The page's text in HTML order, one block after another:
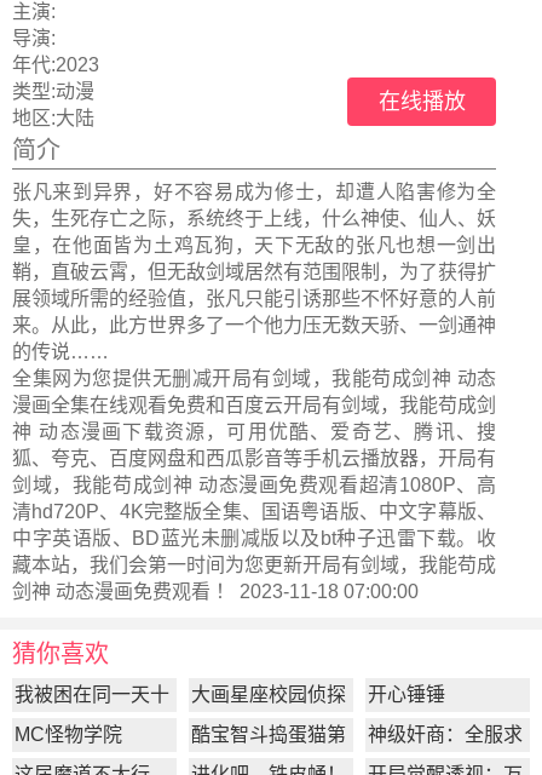
主演:
导演:
年代:2023
类型:动漫
地区:大陆
在线播放
简介
张凡来到异界，好不容易成为修士，却遭人陷害修为全
失，生死存亡之际，系统终于上线，什么神使、仙人、妖
皇，在他面皆为土鸡瓦狗，天下无敌的张凡也想一剑出
鞘，直破云霄，但无敌剑域居然有范围限制，为了获得扩
展领域所需的经验值，张凡只能引诱那些不怀好意的人前
来。从此，此方世界多了一个他力压无数天骄、一剑通神
的传说……
全集网为您提供无删减开局有剑域，我能苟成剑神 动态
漫画全集在线观看免费和百度云开局有剑域，我能苟成剑
神 动态漫画下载资源，可用优酷、爱奇艺、腾讯、搜
狐、夸克、百度网盘和西瓜影音等手机云播放器，开局有
剑域，我能苟成剑神 动态漫画免费观看超清1080P、高
清hd720P、4K完整版全集、国语粤语版、中文字幕版、
中字英语版、BD蓝光未删减版以及bt种子迅雷下载。收
藏本站，我们会第一时间为您更新开局有剑域，我能苟成
剑神 动态漫画免费观看 ！ 2023-11-18 07:00:00
猜你喜欢
我被困在同一天十
万年
大画星座校园侦探
第2季
开心锤锤
MC怪物学院
酷宝智斗捣蛋猫第
1季
神级奸商：全服求
我别薅了